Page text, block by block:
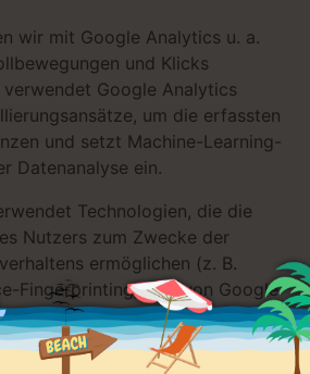
wir mit Google Analytics u. a.
und Klicks
verwendet Google Analytics
um die erfassten
und setzt Machine-Learning-
Datenanalyse ein.
Technologien, die die
Nutzers zum Zwecke der
ermöglichen (z. B.
Fingerprinting). Die von Google
über die Benutzung dieser
Regel an einen Server von
übertragen und dort gespeichert.